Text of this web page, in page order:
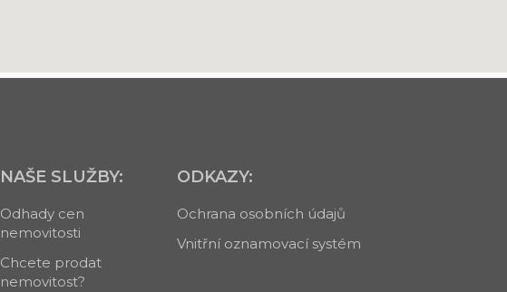
NAŠE SLUŽBY:
Odhady cen
nemovitosti
Chcete prodat
nemovitost?
ODKAZY:
Ochrana osobních údajů
Vnitřní oznamovací systém